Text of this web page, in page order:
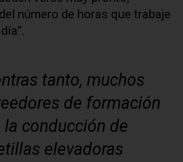
número de horas que trabaje
tanto, muchos
de formación
la conducción de
elevadoras